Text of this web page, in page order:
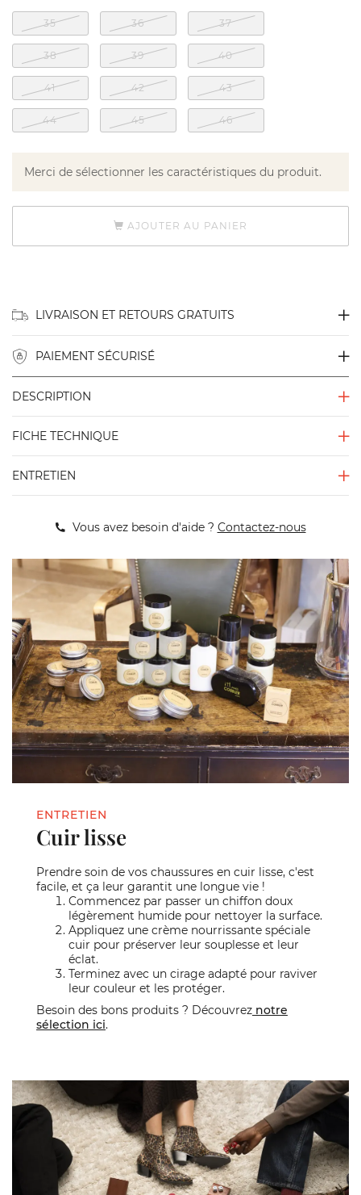
35 36 37
38 39 40
41 42 43
44 45 46
Merci de sélectionner les caractéristiques du produit.
AJOUTER AU PANIER
LIVRAISON ET RETOURS GRATUITS
PAIEMENT SÉCURISÉ
DESCRIPTION
FICHE TECHNIQUE
ENTRETIEN
Vous avez besoin d'aide ? Contactez-nous
ENTRETIEN
Cuir lisse
Prendre soin de vos chaussures en cuir lisse, c'est
facile, et ça leur garantit une longue vie !
Commencez par passer un chiffon doux
légèrement humide pour nettoyer la surface.
Appliquez une crème nourrissante spéciale
cuir pour préserver leur souplesse et leur
éclat.
Terminez avec un cirage adapté pour raviver
leur couleur et les protéger.
Besoin des bons produits ? Découvrez notre
sélection ici.